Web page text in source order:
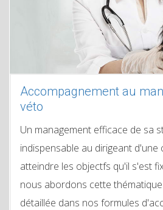
Accompagnement au
véto
Un management efficace de sa
indispensable au dirigeant d'une
atteindre les objectfs qu'il s'est
nous abordons cette
détaillée dans nos formules